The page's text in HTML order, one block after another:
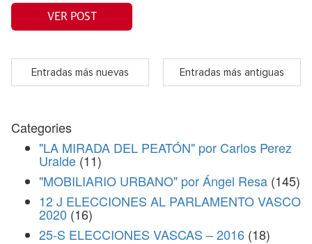
VER POST
Entradas más nuevas Entradas más antiguas
Categories
"LA MIRADA DEL PEATÓN" por Carlos Perez
Uralde (11)
"MOBILIARIO URBANO" por Ángel Resa (145)
12 J ELECCIONES AL PARLAMENTO VASCO
2020 (16)
25-S ELECCIONES VASCAS – 2016 (18)